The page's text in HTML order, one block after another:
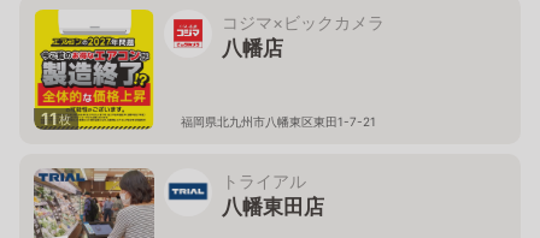
11枚
コジマ×ビックカメラ
八幡店
福岡県北九州市八幡東区東田1-7-21
トライアル
八幡東田店